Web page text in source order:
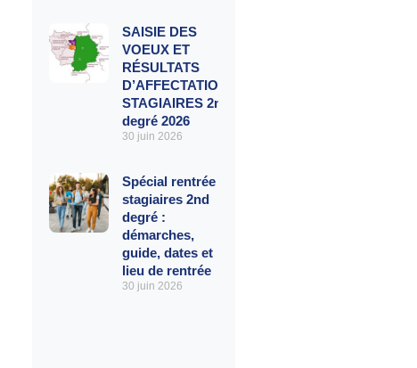
SAISIE DES
VOEUX ET
RÉSULTATS
D’AFFECTATIONS
STAGIAIRES 2nd
degré 2026
30 juin 2026
Spécial rentrée
stagiaires 2nd
degré :
démarches,
guide, dates et
lieu de rentrée
30 juin 2026